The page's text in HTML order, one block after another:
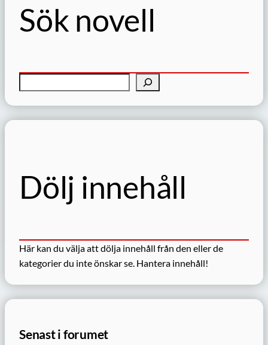
Sök novell
ö
Dölj innehåll
Här kan du välja att dölja innehåll från den eller de
kategorier du inte önskar se. Hantera innehåll!
Senast i forumet